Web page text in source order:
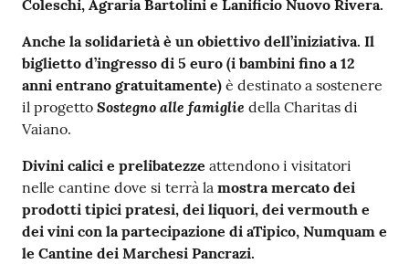
Coleschi, Agraria Bartolini e Lanificio Nuovo Rivera.
Anche la solidarietà è un obiettivo dell’iniziativa. Il
biglietto d’ingresso di 5 euro (i bambini fino a 12
anni entrano gratuitamente) è destinato a sostenere
il progetto Sostegno alle famiglie della Charitas di
Vaiano.
Divini calici e prelibatezze attendono i visitatori
nelle cantine dove si terrà la mostra mercato dei
prodotti tipici pratesi, dei liquori, dei vermouth e
dei vini con la partecipazione di aTipico, Numquam e
le Cantine dei Marchesi Pancrazi.